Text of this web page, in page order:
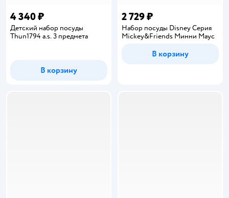
4 340 ₽
Детский набор посуды
Thun1794 a.s. 3 предмета
В корзину
2 729 ₽
Набор посуды Disney Серия
Mickey&Friends Минни Маус
В корзину